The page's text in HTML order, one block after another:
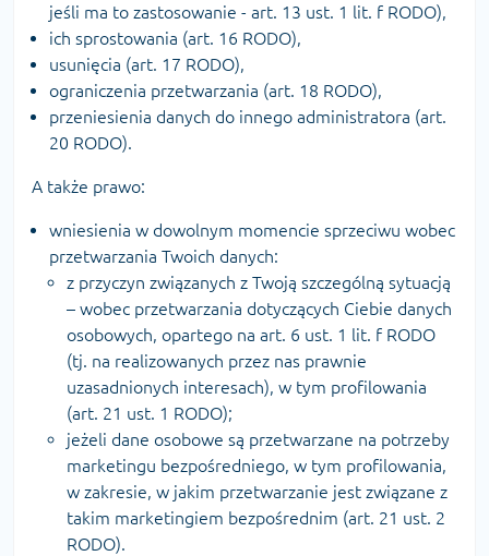
jeśli ma to zastosowanie - art. 13 ust. 1 lit. f RODO),
ich sprostowania (art. 16 RODO),
usunięcia (art. 17 RODO),
ograniczenia przetwarzania (art. 18 RODO),
przeniesienia danych do innego administratora (art.
20 RODO).
A także prawo:
wniesienia w dowolnym momencie sprzeciwu wobec
przetwarzania Twoich danych:
z przyczyn związanych z Twoją szczególną sytuacją
– wobec przetwarzania dotyczących Ciebie danych
osobowych, opartego na art. 6 ust. 1 lit. f RODO
(tj. na realizowanych przez nas prawnie
uzasadnionych interesach), w tym profilowania
(art. 21 ust. 1 RODO);
jeżeli dane osobowe są przetwarzane na potrzeby
marketingu bezpośredniego, w tym profilowania,
w zakresie, w jakim przetwarzanie jest związane z
takim marketingiem bezpośrednim (art. 21 ust. 2
RODO).